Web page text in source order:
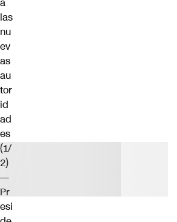
las
nu
ev
as
au
tor
id
ad
es
(1/
2)
—
Pr
esi